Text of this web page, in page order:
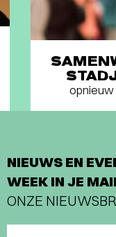
NIEUWS EN
WEEK IN JE
ONZE